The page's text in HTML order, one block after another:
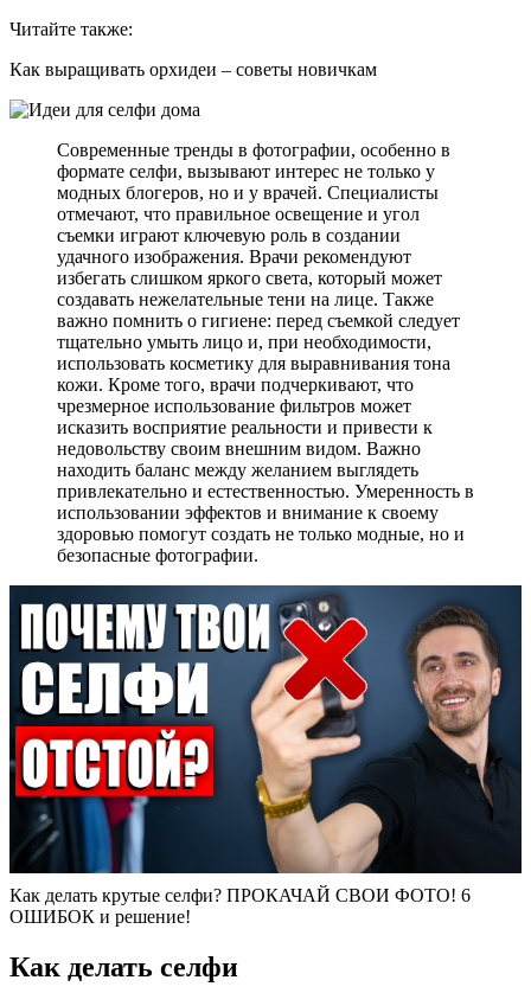
Читайте также:
Как выращивать орхидеи – советы новичкам
Современные тренды в фотографии, особенно в
формате селфи, вызывают интерес не только у
модных блогеров, но и у врачей. Специалисты
отмечают, что правильное освещение и угол
съемки играют ключевую роль в создании
удачного изображения. Врачи рекомендуют
избегать слишком яркого света, который может
создавать нежелательные тени на лице. Также
важно помнить о гигиене: перед съемкой следует
тщательно умыть лицо и, при необходимости,
использовать косметику для выравнивания тона
кожи. Кроме того, врачи подчеркивают, что
чрезмерное использование фильтров может
исказить восприятие реальности и привести к
недовольству своим внешним видом. Важно
находить баланс между желанием выглядеть
привлекательно и естественностью. Умеренность в
использовании эффектов и внимание к своему
здоровью помогут создать не только модные, но и
безопасные фотографии.
Как делать крутые селфи? ПРОКАЧАЙ СВОИ ФОТО! 6
ОШИБОК и решение!
Как делать селфи